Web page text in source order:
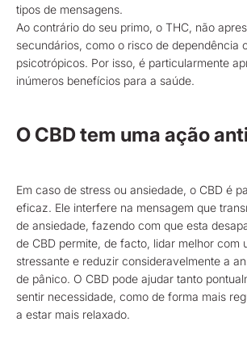
tipos de mensagens.
Ao contrário do seu primo, o THC, não
secundários, como o risco de dependência
psicotrópicos. Por isso, é particularmente
inúmeros benefícios para a saúde.
O CBD tem uma ação
Em caso de stress ou ansiedade, o CBD é
eficaz. Ele interfere na mensagem que
de ansiedade, fazendo com que esta
de CBD permite, de facto, lidar melhor com
stressante e reduzir consideravelmente a
de pânico. O CBD pode ajudar tanto
sentir necessidade, como de forma mais
a estar mais relaxado.